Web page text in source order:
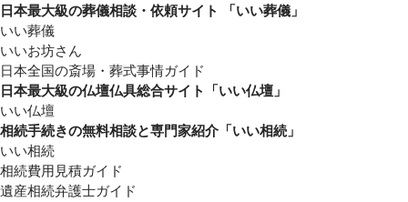
日本最大級の葬儀相談・依頼サイト 「いい葬儀」
いい葬儀
いいお坊さん
日本全国の斎場・葬式事情ガイド
日本最大級の仏壇仏具総合サイト「いい仏壇」
いい仏壇
相続手続きの無料相談と専門家紹介「いい相続」
いい相続
相続費用見積ガイド
遺産相続弁護士ガイド